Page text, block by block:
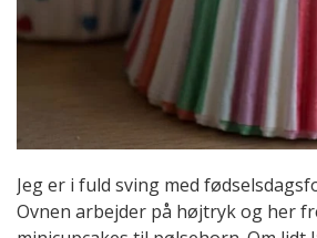
Jeg er i fuld sving med
Ovnen arbejder på højtryk og her